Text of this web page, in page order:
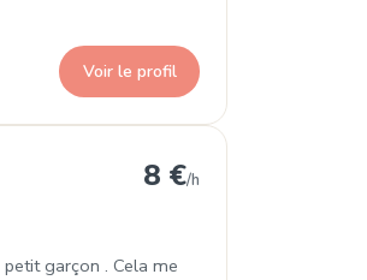
Voir le profil
8 €/h
garçon . Cela me